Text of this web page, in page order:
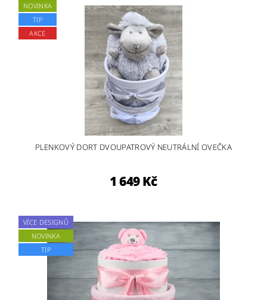
NOVINKA
TIP
AKCE
PLENKOVÝ DORT DVOUPATROVÝ NEUTRÁLNÍ OVEČKA
1 649 Kč
VÍCE DESIGNŮ
NOVINKA
TIP